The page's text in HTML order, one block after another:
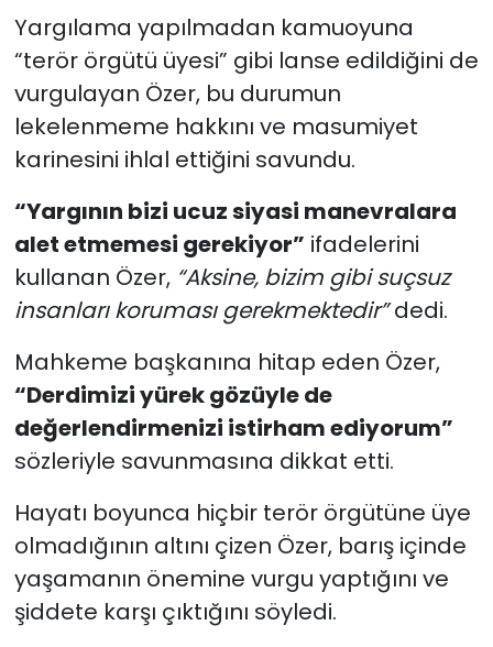
Yargılama yapılmadan kamuoyuna
“terör örgütü üyesi” gibi lanse edildiğini de
vurgulayan Özer, bu durumun
lekelenmeme hakkını ve masumiyet
karinesini ihlal ettiğini savundu.
“Yargının bizi ucuz siyasi manevralara
alet etmemesi gerekiyor” ifadelerini
kullanan Özer, “Aksine, bizim gibi suçsuz
insanları koruması gerekmektedir”dedi.
Mahkeme başkanına hitap eden Özer,
“Derdimizi yürek gözüyle de
değerlendirmenizi istirham ediyorum”
sözleriyle savunmasına dikkat etti.
Hayatı boyunca hiçbir terör örgütüne üye
olmadığının altını çizen Özer, barış içinde
yaşamanın önemine vurgu yaptığını ve
şiddete karşı çıktığını söyledi.